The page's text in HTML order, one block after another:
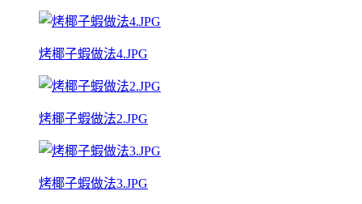
烤椰子蝦做法4.JPG
烤椰子蝦做法2.JPG
烤椰子蝦做法3.JPG